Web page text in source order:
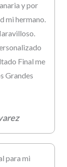
y por
mi hermano.
Final me
Grandes
para mi